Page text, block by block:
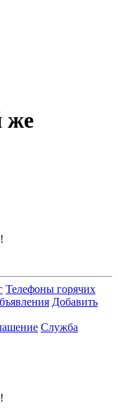
же
Телефоны горячих
Добавить
Служба